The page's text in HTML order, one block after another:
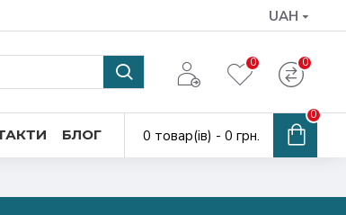
UAH
0 0
БЛОГ 0 товар(ів) - 0 грн.
0